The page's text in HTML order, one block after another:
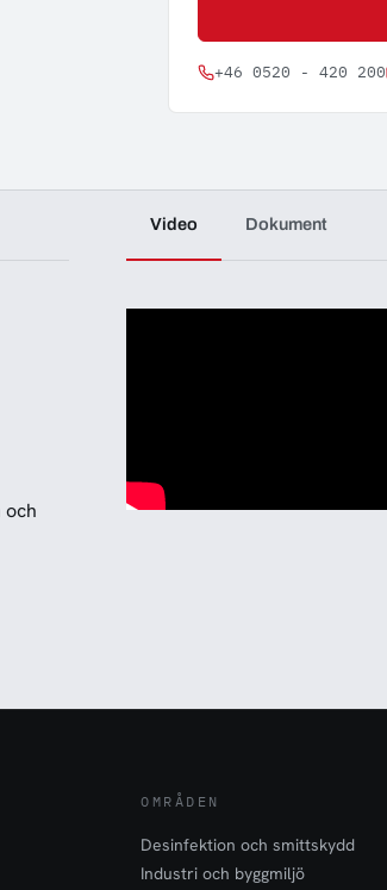
+46 0520 - 420 200
och
Video Dokument
OMRÅDEN
Desinfektion och smittskydd
Industri och byggmiljö